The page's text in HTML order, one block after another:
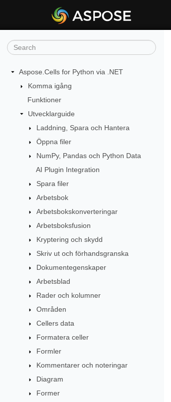
Aspose.Cells for Python via .NET
Komma igång
Funktioner
Utvecklarguide
Laddning, Spara och Hantera
Öppna filer
NumPy, Pandas och Python Data
AI Plugin Integration
Spara filer
Arbetsbok
Arbetsbokskonverteringar
Arbetsboksfusion
Kryptering och skydd
Skriv ut och förhandsgranska
Dokumentegenskaper
Arbetsblad
Rader och kolumner
Områden
Cellers data
Formatera celler
Formler
Kommentarer och noteringar
Diagram
Former